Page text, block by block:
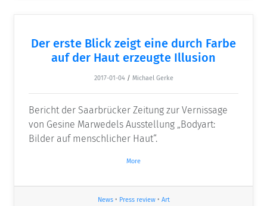
Der erste Blick zeigt eine durch Farbe
auf der Haut erzeugte Illusion
2017-01-04 / Michael Gerke
Bericht der Saarbrücker Zeitung zur Vernissage
von Gesine Marwedels Ausstellung „Bodyart:
Bilder auf menschlicher Haut“.
More
News• Press review• Art